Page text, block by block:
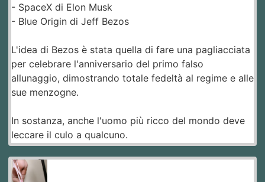
- SpaceX di Elon Musk
- Blue Origin di Jeff Bezos
L'idea di Bezos è stata quella di fare una pagliacciata
per celebrare l'anniversario del primo falso
allunaggio, dimostrando totale fedeltà al regime e alle
sue menzogne.
In sostanza, anche l'uomo più ricco del mondo deve
leccare il culo a qualcuno.